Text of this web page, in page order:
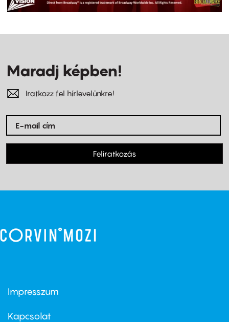
Maradj képben!
Iratkozz fel hírlevelünkre!
Feliratkozás
Footer
first
Impresszum
Kapcsolat